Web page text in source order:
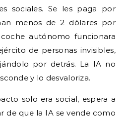
sociales. Se les paga por
menos de 2 dólares por
autónomo funcionara
de personas invisibles,
por detrás. La IA no
y lo desvaloriza.
solo era social, espera a
de que la IA se vende como